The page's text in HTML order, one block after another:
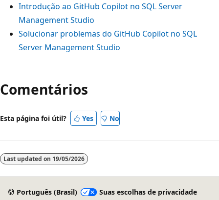
Introdução ao GitHub Copilot no SQL Server
Management Studio
Solucionar problemas do GitHub Copilot no SQL
Server Management Studio
Comentários
Esta página foi útil? Yes No
Last updated on 19/05/2026
Português (Brasil) Suas escolhas de privacidade